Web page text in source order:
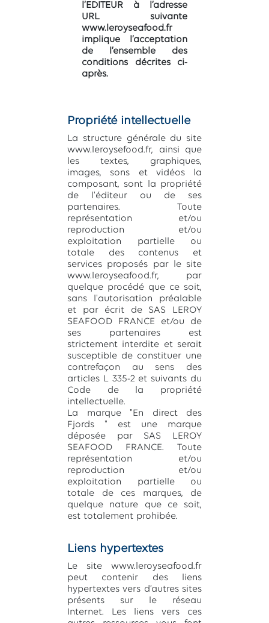
l’EDITEUR à l’adresse
URL suivante
www.leroyseafood.fr
implique l’acceptation
de l’ensemble des
conditions décrites ci-
après.
Propriété intellectuelle
La structure générale du site
www.leroysefood.fr, ainsi que
les textes, graphiques,
images, sons et vidéos la
composant, sont la propriété
de l'éditeur ou de ses
partenaires. Toute
représentation et/ou
reproduction et/ou
exploitation partielle ou
totale des contenus et
services proposés par le site
www.leroyseafood.fr, par
quelque procédé que ce soit,
sans l'autorisation préalable
et par écrit de SAS LEROY
SEAFOOD FRANCE et/ou de
ses partenaires est
strictement interdite et serait
susceptible de constituer une
contrefaçon au sens des
articles L 335-2 et suivants du
Code de la propriété
intellectuelle.
La marque "En direct des
Fjords " est une marque
déposée par SAS LEROY
SEAFOOD FRANCE. Toute
représentation et/ou
reproduction et/ou
exploitation partielle ou
totale de ces marques, de
quelque nature que ce soit,
est totalement prohibée.
Liens hypertextes
Le site www.leroyseafood.fr
peut contenir des liens
hypertextes vers d’autres sites
présents sur le réseau
Internet. Les liens vers ces